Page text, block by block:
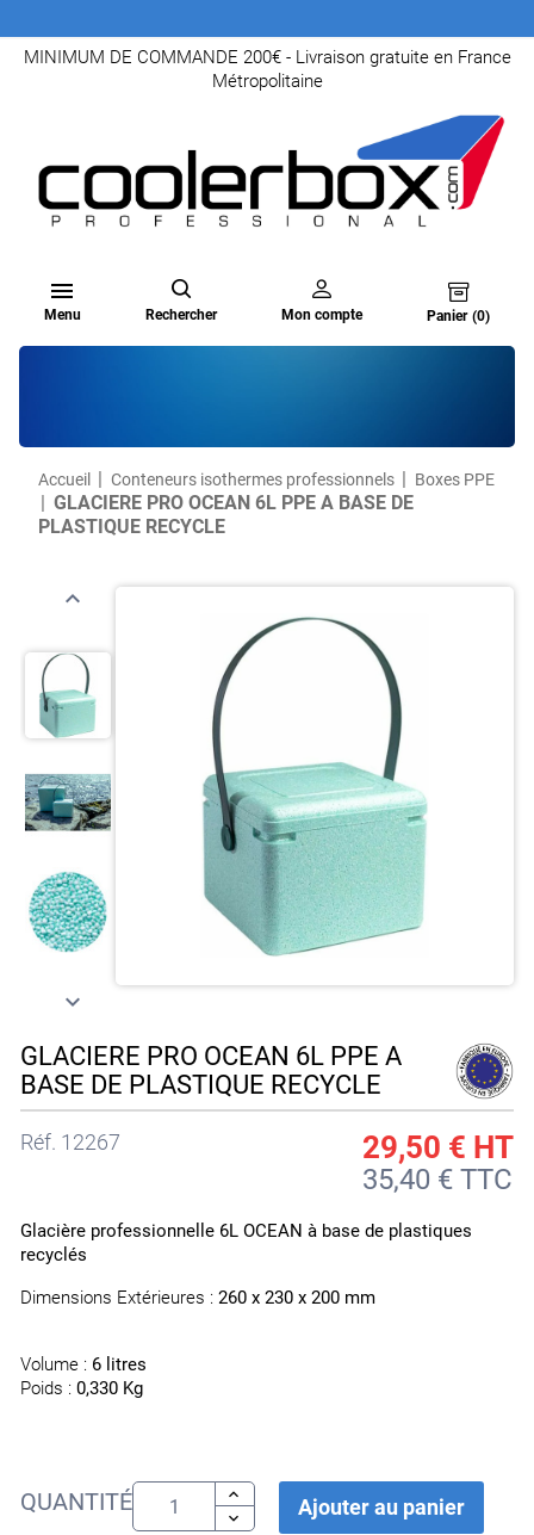
MINIMUM DE COMMANDE 200€ - Livraison gratuite en France
Métropolitaine

Menu Rechercher Mon compte Panier (0)
Accueil Conteneurs isothermes professionnels Boxes PPE
GLACIERE PRO OCEAN 6L PPE A BASE DE
PLASTIQUE RECYCLE


GLACIERE PRO OCEAN 6L PPE A
BASE DE PLASTIQUE RECYCLE
Réf. 12267 29,50 € HT
35,40 € TTC
Glacière professionnelle 6L OCEAN à base de plastiques
recyclés
Dimensions Extérieures : 260 x 230 x 200 mm
Volume : 6 litres
Poids : 0,330 Kg
QUANTITÉ Ajouter au panier